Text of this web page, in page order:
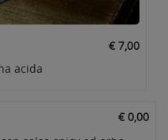
€ 7,00
acida
€ 0,00